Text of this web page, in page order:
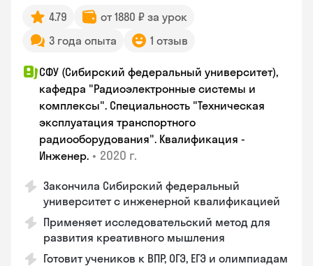
4.79
от 1880 ₽ за урок
3 года опыта
1 отзыв
СФУ (Сибирский федеральный университет),
кафедра "Радиоэлектронные системы и
комплексы". Специальность "Техническая
эксплуатация транспортного
радиооборудования". Квалификация -
Инженер. • 2020 г.
Закончила Сибирский федеральный
университет с инженерной квалификацией
Применяет исследовательский метод для
развития креативного мышления
Готовит учеников к ВПР, ОГЭ, ЕГЭ и олимпиадам